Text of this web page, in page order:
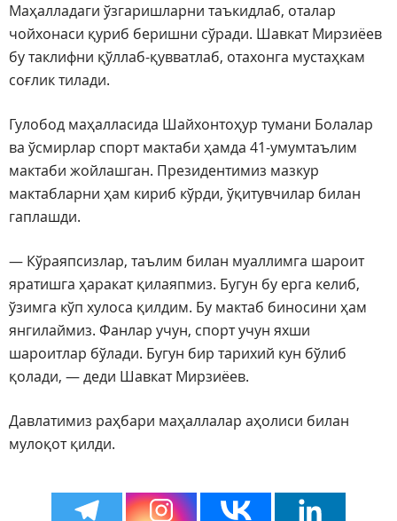
Маҳалладаги ўзгаришларни таъкидлаб, оталар
чойхонаси қуриб беришни сўради. Шавкат Мирзиёев
бу таклифни қўллаб-қувватлаб, отахонга мустаҳкам
соғлик тилади.
Гулобод маҳалласида Шайхонтоҳур тумани Болалар
ва ўсмирлар спорт мактаби ҳамда 41-умумтаълим
мактаби жойлашган. Президентимиз мазкур
мактабларни ҳам кириб кўрди, ўқитувчилар билан
гаплашди.
— Кўраяпсизлар, таълим билан муаллимга шароит
яратишга ҳаракат қилаяпмиз. Бугун бу ерга келиб,
ўзимга кўп хулоса қилдим. Бу мактаб биносини ҳам
янгилаймиз. Фанлар учун, спорт учун яхши
шароитлар бўлади. Бугун бир тарихий кун бўлиб
қолади, — деди Шавкат Мирзиёев.
Давлатимиз раҳбари маҳаллалар аҳолиси билан
мулоқот қилди.